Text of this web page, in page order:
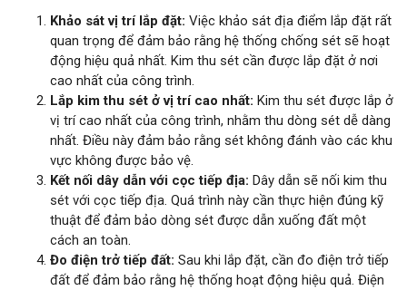
Khảo sát vị trí lắp đặt: Việc khảo sát địa điểm lắp đặt rất
quan trọng để đảm bảo rằng hệ thống chống sét sẽ hoạt
động hiệu quả nhất. Kim thu sét cần được lắp đặt ở nơi
cao nhất của công trình.
Lắp kim thu sét ở vị trí cao nhất: Kim thu sét được lắp ở
vị trí cao nhất của công trình, nhằm thu dòng sét dễ dàng
nhất. Điều này đảm bảo rằng sét không đánh vào các khu
vực không được bảo vệ.
Kết nối dây dẫn với cọc tiếp địa: Dây dẫn sẽ nối kim thu
sét với cọc tiếp địa. Quá trình này cần thực hiện đúng kỹ
thuật để đảm bảo dòng sét được dẫn xuống đất một
cách an toàn.
Đo điện trở tiếp đất: Sau khi lắp đặt, cần đo điện trở tiếp
đất để đảm bảo rằng hệ thống hoạt động hiệu quả. Điện